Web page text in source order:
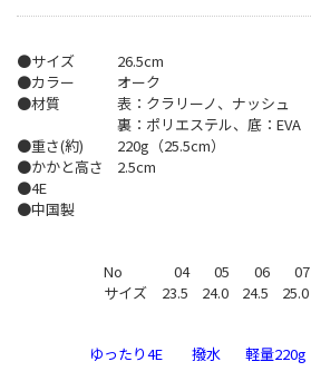
●サイズ
26.5cm
●カラー
オーク
●材質
表：クラリーノ、ナッシュ
裏：ポリエステル、底：EVA
●重さ(約)
220g（25.5cm）
●かかと高さ
2.5cm
●4E
●中国製
No
04 05 06 07
サイズ
23.5 24.0 24.5 25.0
ゆったり4E 撥水 軽量220g